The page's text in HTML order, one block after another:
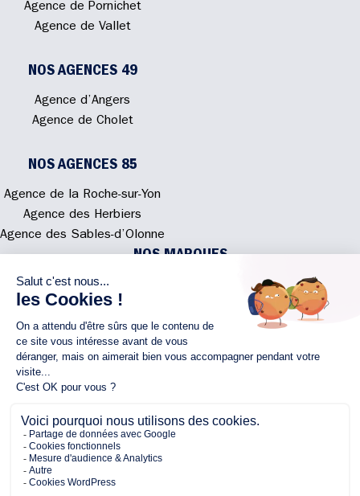
Agence de Pornichet
Agence de Vallet
NOS AGENCES 49
Agence d’Angers
Agence de Cholet
NOS AGENCES 85
Agence de la Roche-sur-Yon
Agence des Herbiers
Agence des Sables-d’Olonne
NOS MARQUES
Atmosphere'In
Syméâme
MyLovelyNature
02 40 300 200
Écrivez-nous
Rejoignez l'équipe